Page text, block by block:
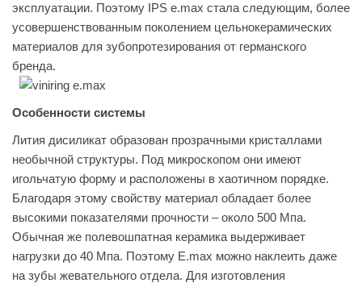
эксплуатации. Поэтому IPS e.max стала следующим, более
усовершенствованным поколением цельнокерамических
материалов для зубопротезирования от германского
бренда.
Особенности системы
Лития дисиликат образован прозрачными кристаллами
необычной структуры. Под микроскопом они имеют
игольчатую форму и расположены в хаотичном порядке.
Благодаря этому свойству материал обладает более
высокими показателями прочности – около 500 Мпа.
Обычная же полевошпатная керамика выдерживает
нагрузки до 40 Мпа. Поэтому E.max можно наклеить даже
на зубы жевательного отдела. Для изготовления